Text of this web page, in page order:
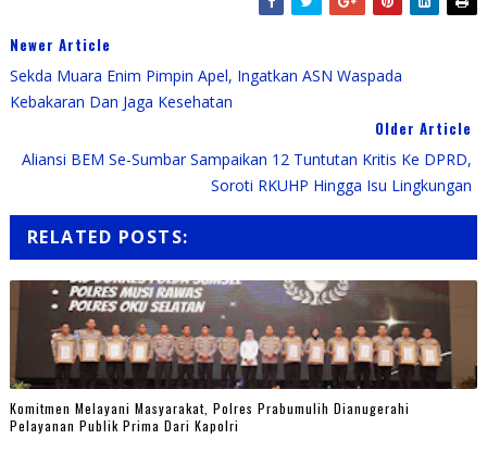
Newer Article
Sekda Muara Enim Pimpin Apel, Ingatkan ASN Waspada
Kebakaran Dan Jaga Kesehatan
Older Article
Aliansi BEM Se-Sumbar Sampaikan 12 Tuntutan Kritis Ke DPRD,
Soroti RKUHP Hingga Isu Lingkungan
RELATED POSTS:
Komitmen Melayani Masyarakat, Polres Prabumulih Dianugerahi
Pelayanan Publik Prima Dari Kapolri